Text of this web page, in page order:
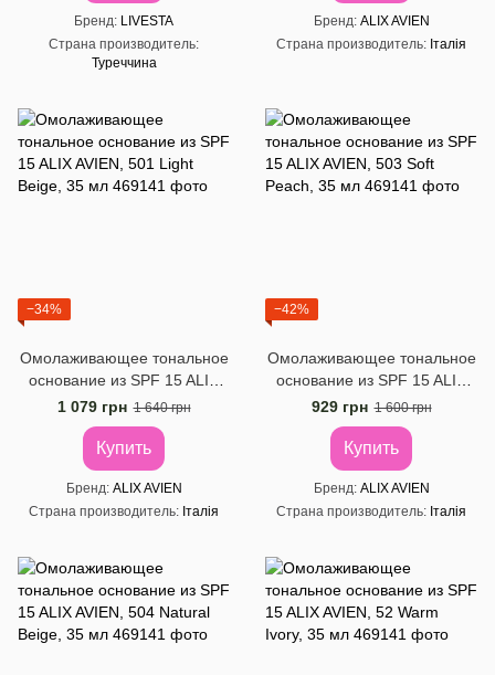
Бренд LIVESTA
Страна производитель
Туреччина
Бренд ALIX AVIEN
Страна производитель
Італія
−34%
Омолаживающее тональное
основание из SPF 15 ALIX
AVIEN, 501 Light Beige, 35
мл
1 079 грн 1 640 грн
Купить
Бренд ALIX AVIEN
Страна производитель
Італія
−42%
Омолаживающее тональное
основание из SPF 15 ALIX
AVIEN, 503 Soft Peach, 35 мл
929 грн 1 600 грн
Купить
Бренд ALIX AVIEN
Страна производитель
Італія